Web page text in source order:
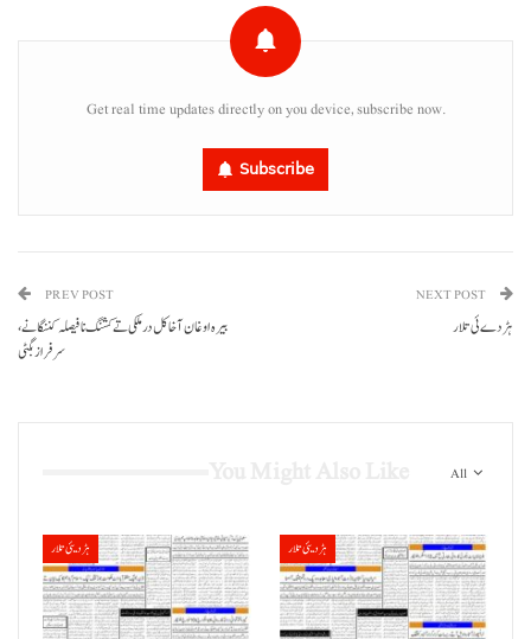
Get real time updates directly on you device, subscribe now.
Subscribe
PREV POST
بیرہ اوغان آخا کل درملکی تے کشنگ نا فیصلہ کننگانے،
سرفراز بگٹی
NEXT POST
ہڑدے ئی تلار
All
ہڑدیئی تلار ہڑدیئی تلار